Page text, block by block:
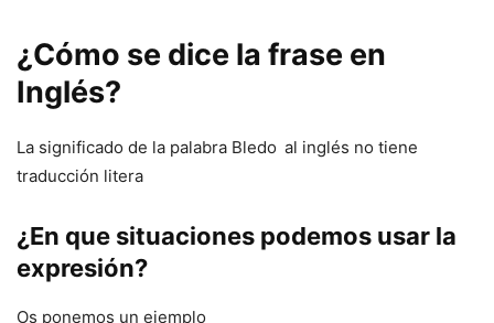
¿Cómo se dice la frase en
Inglés?
La significado de la palabra Bledo al inglés no tiene
traducción litera
¿En que situaciones podemos usar la
expresión?
Os ponemos un ejemplo